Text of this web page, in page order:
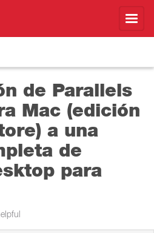
de Parallels
Mac (edición
a una
de
para